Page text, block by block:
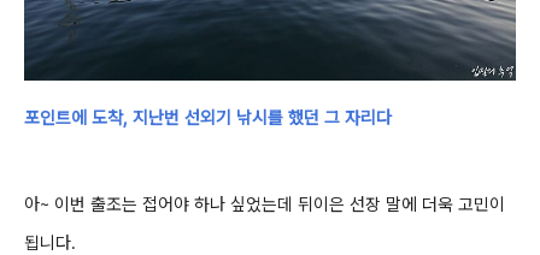
포인트에 도착, 지난번 선외기 낚시를 했던 그 자리다
아~ 이번 출조는 접어야 하나 싶었는데 뒤이은 선장 말에 더욱 고민이
됩니다.